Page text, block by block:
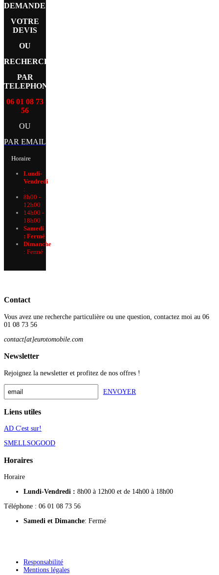
DEMANDEZ
VOTRE
DEVIS
OU
RECHERCHE
PAR
TELEPHONE
06 01 08 73
56
OU
PAR EMAIL
Horaire
Lundi-
Vendredi
:
8h00 -
12h00
14h00 -
18h00
Samedi
: Fermé
Dimanche
: Fermé
Contact
Vous avez une recherche particulière ou une question, contactez moi au 06
01 08 73 56
contact[at]eurotomobile.com
Newsletter
Rejoignez la newsletter et profitez de nos offres !
ENVOYER
Liens utiles
AD C'est sur!
SMELLSOGOOD
Horaires
Horaire
Lundi-Vendredi : 8h00 à 12h00 et de 14h00 à 18h00
Téléphone : 06 01 08 73 56
Samedi et Dimanche: Fermé
Responsabilité
Mentions légales